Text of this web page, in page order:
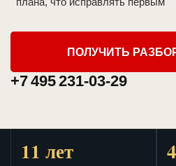
ПОЛУЧИТЬ
+7 495 231-03-29
11 лет